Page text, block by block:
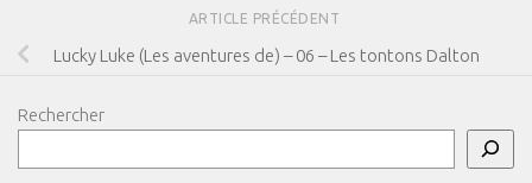
ARTICLE PRÉCÉDENT
Lucky Luke (Les aventures de) – 06 – Les tontons Dalton
Rechercher